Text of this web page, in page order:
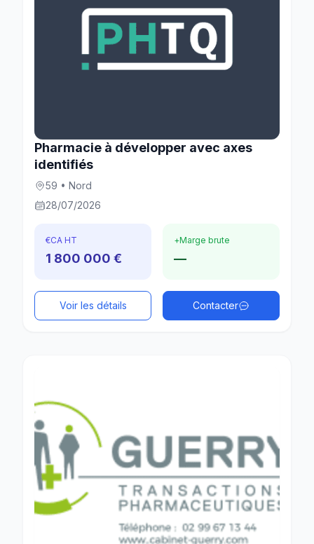
Pharmacie à développer avec axes
identifiés
59 • Nord
28/07/2026
€CA HT
1 800 000 €
+Marge brute
—
Voir les détails Contacter